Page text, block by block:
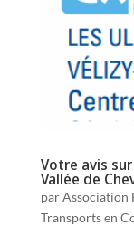
Votre avis
Vallée de
parAssociation
Transports en